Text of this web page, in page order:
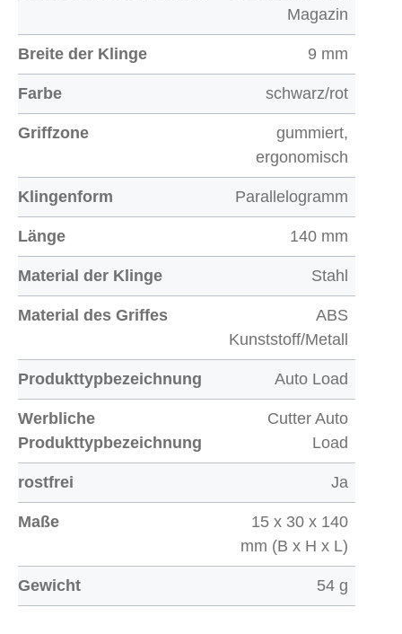
Magazin
Breite der Klinge 9 mm
Farbe schwarz/rot
Griffzone
gummiert,
ergonomisch
Klingenform Parallelogramm
Länge 140 mm
Material der Klinge Stahl
Material des Griffes
ABS
Kunststoff/Metall
Produkttypbezeichnung Auto Load
Werbliche
Produkttypbezeichnung
Cutter Auto
Load
rostfrei Ja
Maße
15 x 30 x 140
mm (B x H x L)
Gewicht 54 g